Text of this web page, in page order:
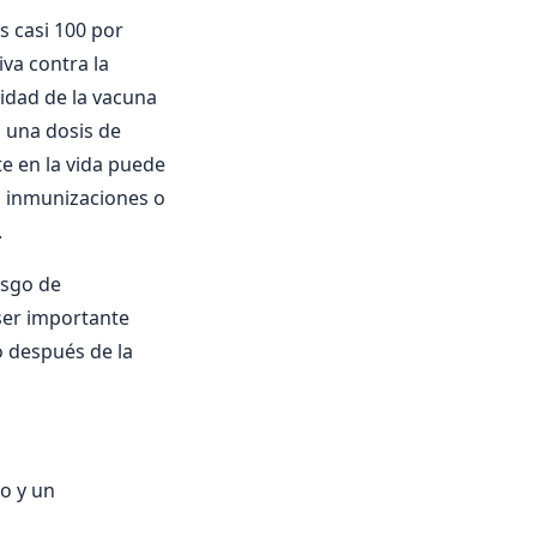
casi 100 por
contra la
de la vacuna
dosis de
en la vida puede
o
de
importante
de la
y un